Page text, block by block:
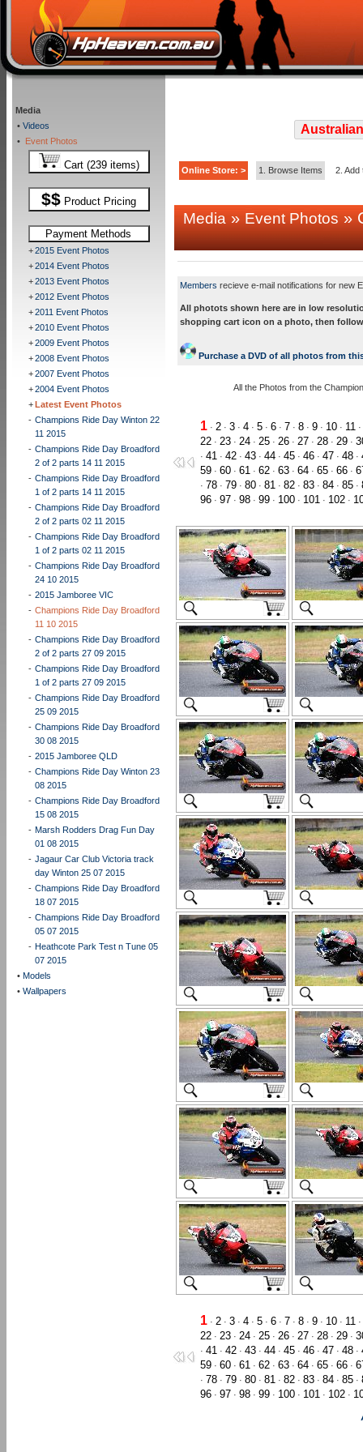
Media
• Videos
• Event Photos
Cart (239 items)
$$ Product Pricing
Payment Methods
+2015 Event Photos
+2014 Event Photos
+2013 Event Photos
+2012 Event Photos
+2011 Event Photos
+2010 Event Photos
+2009 Event Photos
+2008 Event Photos
+2007 Event Photos
+2004 Event Photos
+Latest Event Photos
- Champions Ride Day Winton 22
11 2015
- Champions Ride Day Broadford
2 of 2 parts 14 11 2015
- Champions Ride Day Broadford
1 of 2 parts 14 11 2015
- Champions Ride Day Broadford
2 of 2 parts 02 11 2015
- Champions Ride Day Broadford
1 of 2 parts 02 11 2015
- Champions Ride Day Broadford
24 10 2015
- 2015 Jamboree VIC
- Champions Ride Day Broadford
11 10 2015
- Champions Ride Day Broadford
2 of 2 parts 27 09 2015
- Champions Ride Day Broadford
1 of 2 parts 27 09 2015
- Champions Ride Day Broadford
25 09 2015
- Champions Ride Day Broadford
30 08 2015
- 2015 Jamboree QLD
- Champions Ride Day Winton 23
08 2015
- Champions Ride Day Broadford
15 08 2015
- Marsh Rodders Drag Fun Day
01 08 2015
- Jagaur Car Club Victoria track
day Winton 25 07 2015
- Champions Ride Day Broadford
18 07 2015
- Champions Ride Day Broadford
05 07 2015
- Heathcote Park Test n Tune 05
07 2015
• Models
• Wallpapers
Online Store: > 1. Browse Items 2. Add
Media»Event Photos»
Members recieve e-mail notifications for new
All photots shown here are in low
shopping cart icon on a photo, then
Purchase a DVD of all photos from
All the Photos from the
1 · 2 · 3 · 4 · 5 · 6 · 7 · 8 · 9 · 10 · 11 ·
22 · 23 · 24 · 25 · 26 · 27 · 28 · 29 ·
· 41 · 42 · 43 · 44 · 45 · 46 · 47 · 48 ·
59 · 60 · 61 · 62 · 63 · 64 · 65 · 66 ·
· 78 · 79 · 80 · 81 · 82 · 83 · 84 · 85 ·
96 · 97 · 98 · 99 · 100 · 101 · 102 ·
1 · 2 · 3 · 4 · 5 · 6 · 7 · 8 · 9 · 10 · 11 ·
22 · 23 · 24 · 25 · 26 · 27 · 28 · 29 ·
· 41 · 42 · 43 · 44 · 45 · 46 · 47 · 48 ·
59 · 60 · 61 · 62 · 63 · 64 · 65 · 66 ·
· 78 · 79 · 80 · 81 · 82 · 83 · 84 · 85 ·
96 · 97 · 98 · 99 · 100 · 101 · 102 ·